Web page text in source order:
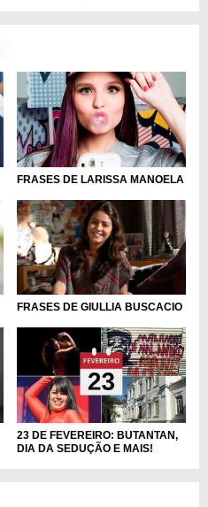
FRASES DE LARISSA MANOELA
FRASES DE GIULLIA BUSCACIO
23 DE FEVEREIRO: BUTANTAN,
DIA DA SEDUÇÃO E MAIS!